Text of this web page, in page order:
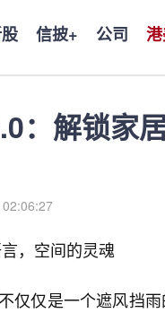
信披+ 公司
：解锁家
，空间的灵魂
仅仅是一个遮风挡